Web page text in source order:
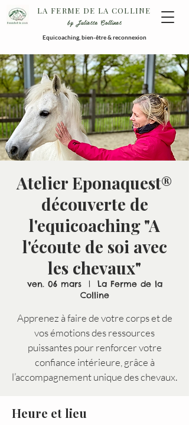
LA FERME DE LA COLLINE
by Juliette Collinet
Equicoaching, bien-être & reconnexion
Atelier Eponaquest®
découverte de
l'equicoaching "A
l'écoute de soi avec
les chevaux"
ven. 06 mars
  |
La Ferme de la
Colline
Apprenez à faire de votre corps et de
vos émotions des ressources
puissantes pour renforcer votre
confiance intérieure, grâce à
l’accompagnement unique des chevaux.
Heure et lieu